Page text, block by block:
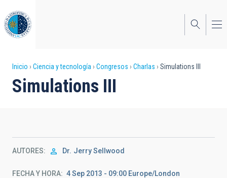
al
contenido
principal
Sobrescribir
enlaces
a
la
Inicio Ciencia y tecnología Congresos Charlas Simulations III
Simulations III
AUTORES Dr. Jerry Sellwood
FECHA Y HORA 4 Sep 2013 - 09:00 Europe/London